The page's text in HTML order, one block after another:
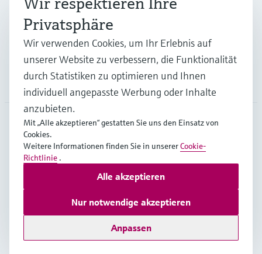
Support
Unternehmen
DEU
Copyright © Endress+Hauser Group Services AG
Rechtliches und AGB Deutschland
Privatsphäre
Wir verwenden Cookies, um Ihr Erlebnis auf
unserer Website zu verbessern, die Funktionalität
durch Statistiken zu optimieren und Ihnen
individuell angepasste Werbung oder Inhalte
anzubieten.
Mit „Alle akzeptieren“ gestatten Sie uns den Einsatz von
Cookies.
Weitere Informationen finden Sie in unsererCookie-
Richtlinie .
Anpassen
Nur notwendige akzeptieren
Alle akzeptieren